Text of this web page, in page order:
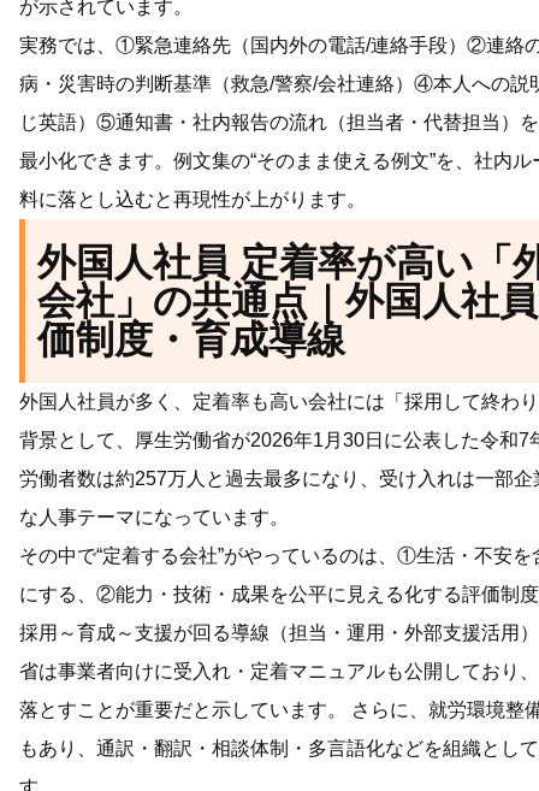
が示されています。
実務では、①緊急連絡先（国内外の電話/連絡手段）②連
病・災害時の判断基準（救急/警察/会社連絡）④本人への説
じ英語）⑤通知書・社内報告の流れ（担当者・代替担当）
最小化できます。例文集の“そのまま使える例文”を、社内
料に落とし込むと再現性が上がります。
外国人社員 定着率が高い「
会社」の共通点｜外国人社
価制度・育成導線
外国人社員が多く、定着率も高い会社には「採用して終わ
背景として、厚生労働省が2026年1月30日に公表した令和
労働者数は約257万人と過去最多になり、受け入れは一部
な人事テーマになっています。
その中で“定着する会社”がやっているのは、①生活・不安
にする、②能力・技術・成果を公平に見える化する評価制
採用～育成～支援が回る導線（担当・運用・外部支援活用
省は事業者向けに受入れ・定着マニュアルも公開しており
落とすことが重要だと示しています。 さらに、就労環境整
もあり、通訳・翻訳・相談体制・多言語化などを組織とし
す。